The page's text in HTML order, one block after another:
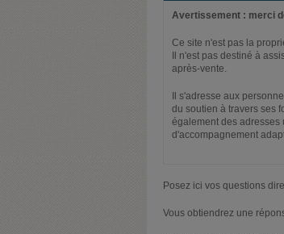
Avertissement : merci
Ce site n'est pas la
Il n'est pas destiné à
après-vente.
Il s'adresse aux
du soutien à travers ses
également des adresses
d'accompagnement
Posez ici vos questions
Vous obtiendrez une